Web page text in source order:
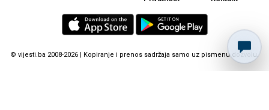
© vijesti.ba 2008-2026 | Kopiranje i prenos sadržaja samo uz pismenu dozvolu.